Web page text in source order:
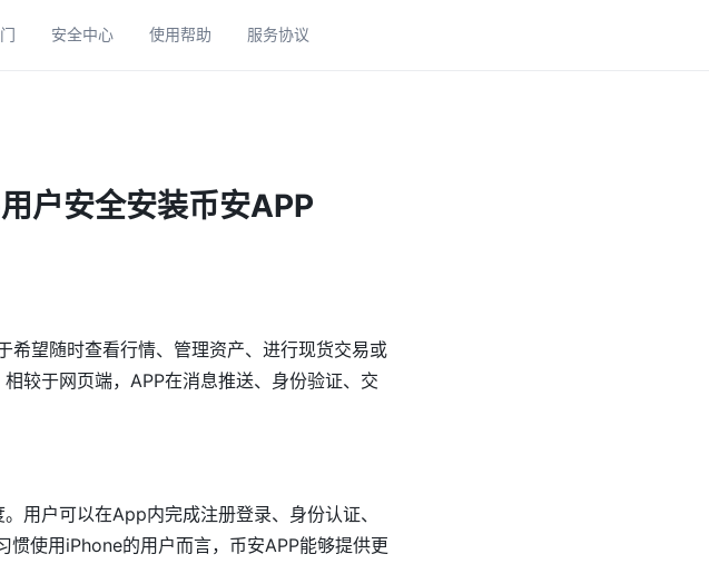
安全中心 使用帮助 服务协议
户安全安装币安APP
希望随时查看行情、管理资产、进行现货交易或
较于网页端，APP在消息推送、身份验证、交
用户可以在App内完成注册登录、身份认证、
使用iPhone的用户而言，币安APP能够提供更